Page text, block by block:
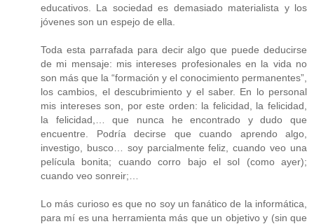
educativos. La sociedad es demasiado materialista y los
jóvenes son un espejo de ella.
Toda esta parrafada para decir algo que puede deducirse
de mi mensaje: mis intereses profesionales en la vida no
son más que la “formación y el conocimiento permanentes”,
los cambios, el descubrimiento y el saber. En lo personal
mis intereses son, por este orden: la felicidad, la felicidad,
la felicidad,… que nunca he encontrado y dudo que
encuentre. Podría decirse que cuando aprendo algo,
investigo, busco… soy parcialmente feliz, cuando veo una
película bonita; cuando corro bajo el sol (como ayer);
cuando veo sonreir;…
Lo más curioso es que no soy un fanático de la informática,
para mí es una herramienta más que un objetivo y (sin que